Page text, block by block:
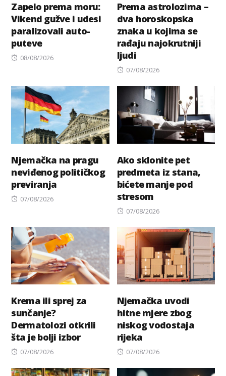
Zapelo prema moru:
Vikend gužve i udesi
paralizovali auto-
puteve
Posted
08/08/2026
Prema astrolozima –
dva horoskopska
znaka u kojima se
rađaju najokrutniji
ljudi
Posted
07/08/2026
Njemačka na pragu
neviđenog političkog
previranja
Posted
07/08/2026
Ako sklonite pet
predmeta iz stana,
bićete manje pod
stresom
Posted
07/08/2026
Krema ili sprej za
sunčanje?
Dermatolozi otkrili
šta je bolji izbor
Posted
07/08/2026
Njemačka uvodi
hitne mjere zbog
niskog vodostaja
rijeka
Posted
07/08/2026